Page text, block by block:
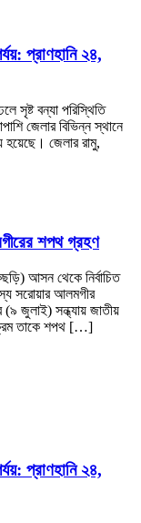
প্রাণহানি ২৪,
সৃষ্ট বন্যা পরিস্থিতি
জেলার বিভিন্ন স্থানে
জেলার রামু,
শপথ গ্রহণ
আসন থেকে নির্বাচিত
সরোয়ার আলমগীর
(৯ জুলাই) সন্ধ্যায় জাতীয়
তাকে শপথ […]
প্রাণহানি ২৪,